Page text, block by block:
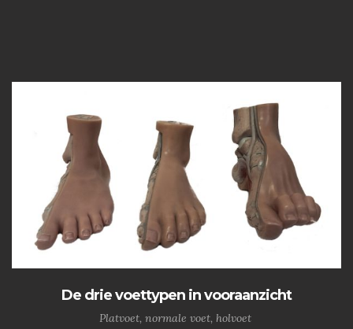
De drie voettypen in vooraanzicht
Platvoet, normale voet, holvoet